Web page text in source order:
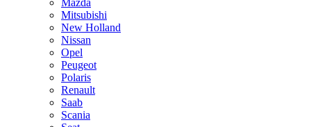
Mazda
Mitsubishi
New Holland
Nissan
Opel
Peugeot
Polaris
Renault
Saab
Scania